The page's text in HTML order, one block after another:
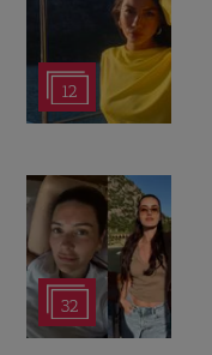
12
32